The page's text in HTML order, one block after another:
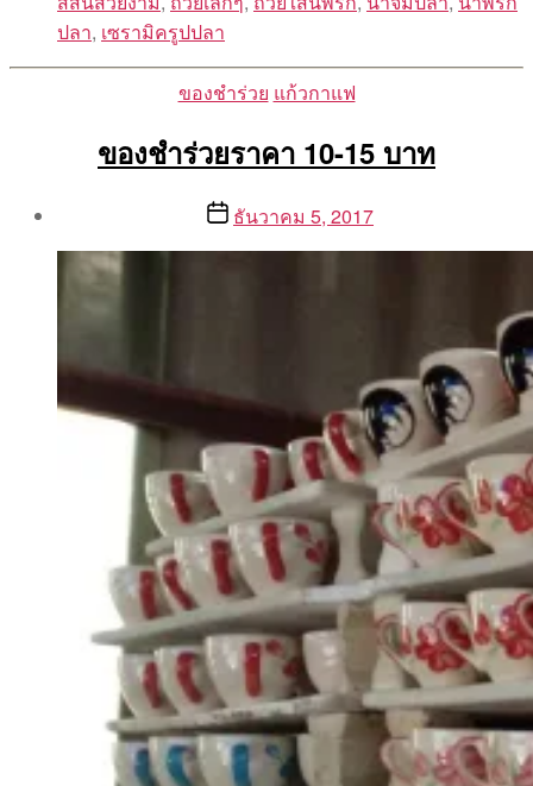
ปลา, เซรามิครูปปลา
Categories
ของชำร่วย แก้วกาแฟ
ของชำร่วยราคา 10-15 บาท
By
Postธันวาคม 5, 2017